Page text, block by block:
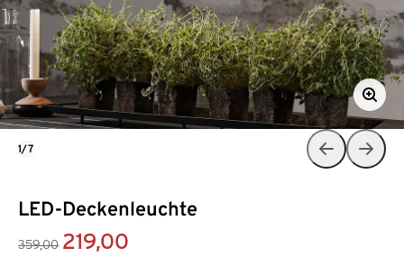
LED-Deckenleuchte
359,00 219,00
1/7